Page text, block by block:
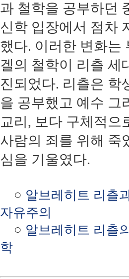
과 철학을 공부하던
신학 입장에서 점차
했다. 이러한 변화는
겔의 철학이 리츨 세
진되었다. 리츨은 학
을 공부했고 예수 그
교리, 보다 구체적으
사람의 죄를 위해 죽
심을 기울였다.
○ 알브레히트 리츨
자유주의
○ 알브레히트 리츨
학